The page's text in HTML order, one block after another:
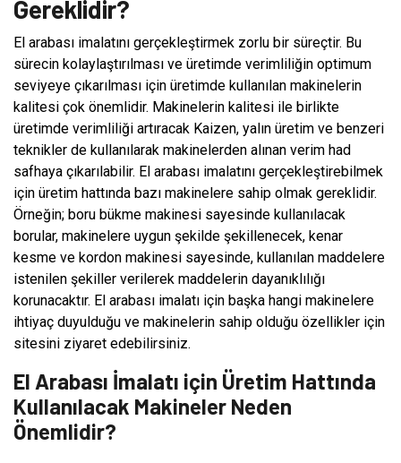
Gereklidir?
El arabası imalatını gerçekleştirmek zorlu bir süreçtir. Bu
sürecin kolaylaştırılması ve üretimde verimliliğin optimum
seviyeye çıkarılması için üretimde kullanılan makinelerin
kalitesi çok önemlidir. Makinelerin kalitesi ile birlikte
üretimde verimliliği artıracak Kaizen, yalın üretim ve benzeri
teknikler de kullanılarak makinelerden alınan verim had
safhaya çıkarılabilir. El arabası imalatını gerçekleştirebilmek
için üretim hattında bazı makinelere sahip olmak gereklidir.
Örneğin; boru bükme makinesi sayesinde kullanılacak
borular, makinelere uygun şekilde şekillenecek, kenar
kesme ve kordon makinesi sayesinde, kullanılan maddelere
istenilen şekiller verilerek maddelerin dayanıklılığı
korunacaktır. El arabası imalatı için başka hangi makinelere
ihtiyaç duyulduğu ve makinelerin sahip olduğu özellikler için
sitesini ziyaret edebilirsiniz.
El Arabası İmalatı için Üretim Hattında
Kullanılacak Makineler Neden
Önemlidir?